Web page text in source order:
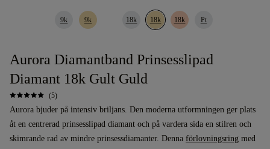
9k 9k 18k 18k 18k Pt
Aurora Diamantband Prinsesslipad
Diamant 18k Gult Guld
(5)
Aurora bjuder på intensiv briljans. Den moderna utformningen ger plats
åt en centrerad prinsesslipad diamant och på vardera sida en stilren och
skimrande rad av mindre prinsessdiamanter. Denna förlovningsring med